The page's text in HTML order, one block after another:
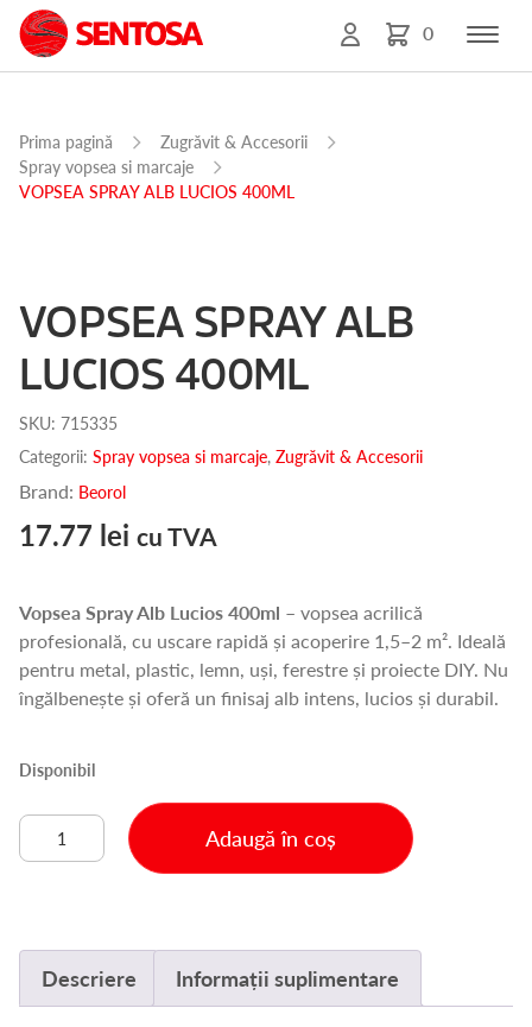
0
Prima pagină
Zugrăvit & Accesorii
Spray vopsea si marcaje
VOPSEA SPRAY ALB LUCIOS 400ML
VOPSEA SPRAY ALB
LUCIOS 400ML
SKU: 715335
Categorii: Spray vopsea si marcaje, Zugrăvit & Accesorii
Brand: Beorol
17.77 lei cu TVA
Vopsea Spray Alb Lucios 400ml – vopsea acrilică
profesională, cu uscare rapidă și acoperire 1,5–2 m². Ideală
pentru metal, plastic, lemn, uși, ferestre și proiecte DIY. Nu
îngălbenește și oferă un finisaj alb intens, lucios și durabil.
Disponibil
Cantitate
VOPSEA
400ML
Adaugă în coș
Descriere Informații suplimentare